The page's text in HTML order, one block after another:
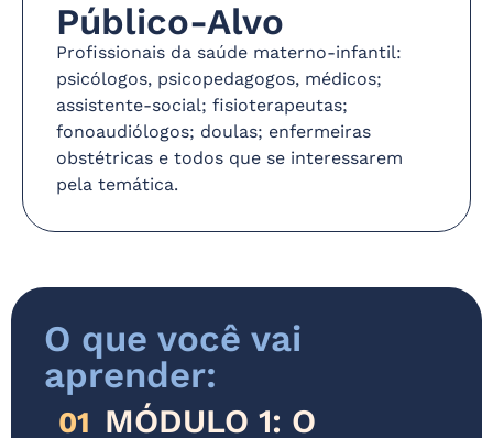
Público-Alvo
Profissionais da saúde materno-infantil:
psicólogos, psicopedagogos, médicos;
assistente-social; fisioterapeutas;
fonoaudiólogos; doulas; enfermeiras
obstétricas e todos que se interessarem
pela temática.
O que você vai
aprender:
01 MÓDULO 1: O